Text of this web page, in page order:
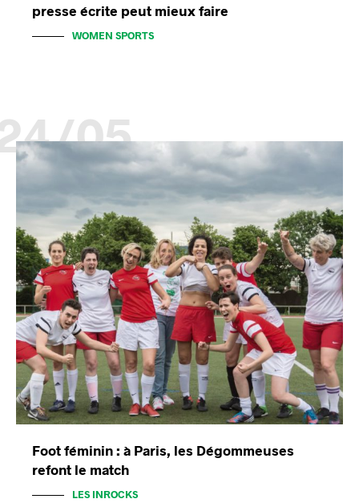
presse écrite peut mieux faire
WOMEN SPORTS
05
Foot féminin : à Paris, les Dégommeuses
refont le match
LES INROCKS